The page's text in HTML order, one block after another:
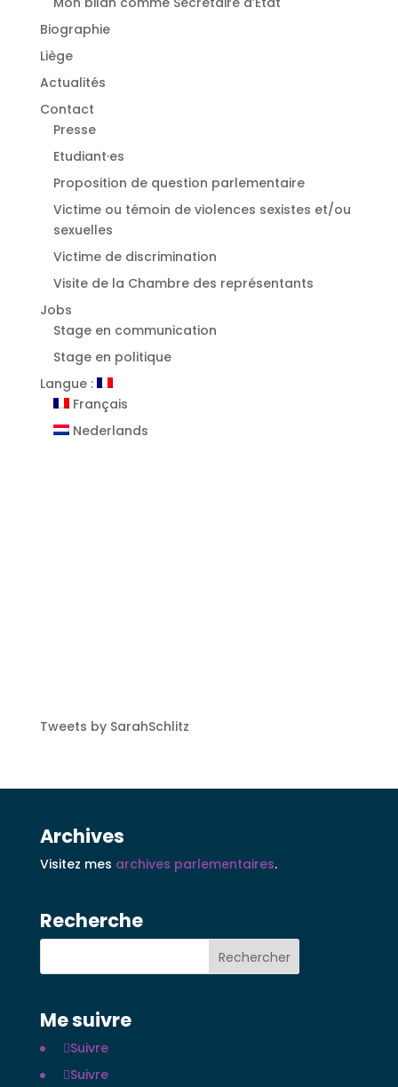
Biographie
Liège
Actualités
Contact
Presse
Etudiant·es
⁠Proposition de question parlementaire
Victime ou témoin de violences sexistes et/ou
sexuelles
⁠Victime de discrimination
Visite de la Chambre des représentants
Jobs
Stage en communication
Stage en politique
Langue :
Français
Nederlands
Tweets by SarahSchlitz
Archives
Visitez mes archives parlementaires.
Recherche
Me suivre
Suivre
Suivre